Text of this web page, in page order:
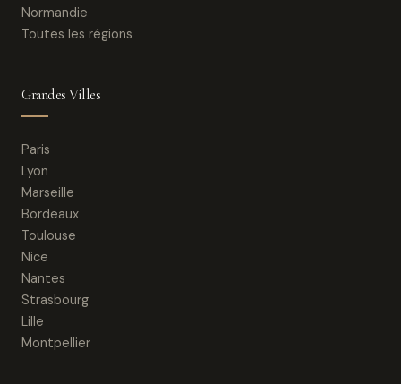
Normandie
Toutes les régions
Grandes Villes
Paris
Lyon
Marseille
Bordeaux
Toulouse
Nice
Nantes
Strasbourg
Lille
Montpellier